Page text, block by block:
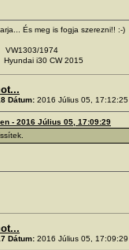
És meg is fogja szerezni!! :-)
1974
i30 CW 2015
Dátum: 2016 Július 05,
- 2016 Július 05, 17:09:29
Dátum: 2016 Július 05,